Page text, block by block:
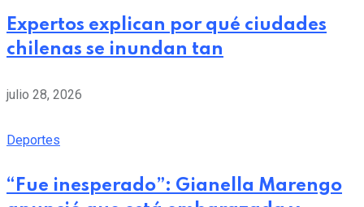
Expertos explican por qué ciudades
chilenas se inundan tan
julio 28, 2026
Deportes
“Fue inesperado”: Gianella Marengo